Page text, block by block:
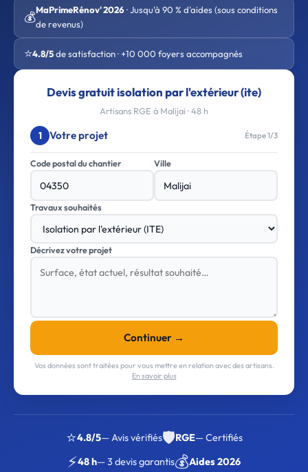
💰MaPrimeRénov' 2026· Jusqu'à 90 % d'aides (sous conditions
de revenus)
⭐4.8/5de satisfaction · +10 000 foyers accompagnés
Devis gratuit isolation par l'extérieur (ite)
Artisans RGE à Malijai · 48 h
1 Votre projet Étape 1/3
Code postal du chantier Ville
Travaux souhaités
Décrivez votre projet
Continuer →
Vos données sont traitées pour vous mettre en relation avec des artisans.
En savoir plus
⭐4.8/5— Avis vérifiés🛡️RGE— Certifiés
⚡48 h— 3 devis garantis💰Aides 2026